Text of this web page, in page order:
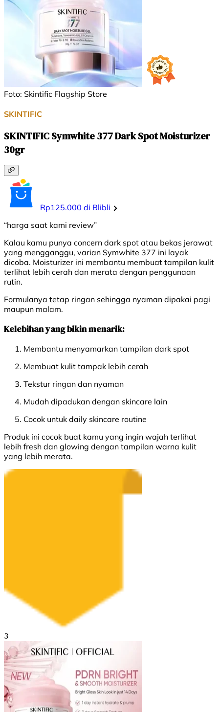
Foto: Skintific Flagship Store
SKINTIFIC
SKINTIFIC Symwhite 377 Dark Spot Moisturizer
30gr
Rp125.000 di Blibli
“harga saat kami review”
Kalau kamu punya concern dark spot atau bekas jerawat
yang mengganggu, varian Symwhite 377 ini layak
dicoba. Moisturizer ini membantu membuat tampilan kulit
terlihat lebih cerah dan merata dengan penggunaan
rutin.
Formulanya tetap ringan sehingga nyaman dipakai pagi
maupun malam.
Kelebihan yang bikin menarik:
Membantu menyamarkan tampilan dark spot
Membuat kulit tampak lebih cerah
Tekstur ringan dan nyaman
Mudah dipadukan dengan skincare lain
Cocok untuk daily skincare routine
Produk ini cocok buat kamu yang ingin wajah terlihat
lebih fresh dan glowing dengan tampilan warna kulit
yang lebih merata.
3